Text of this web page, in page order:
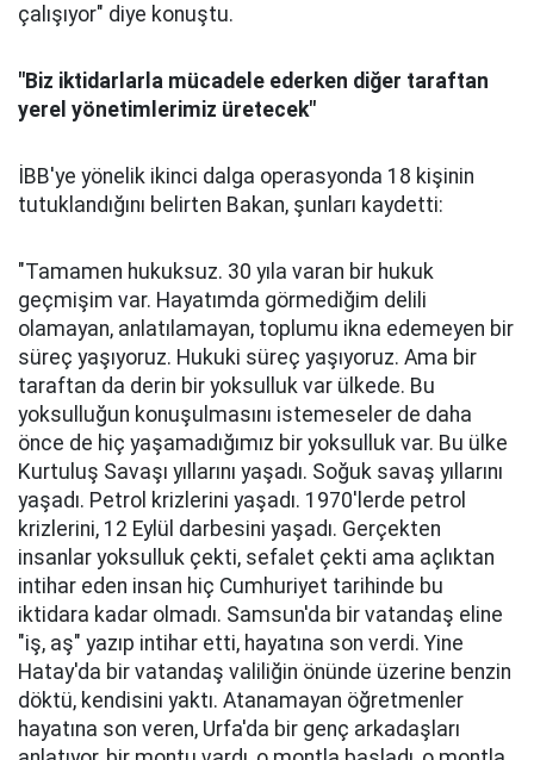
çalışıyor" diye konuştu.
"Biz iktidarlarla mücadele ederken diğer taraftan
yerel yönetimlerimiz üretecek"
İBB'ye yönelik ikinci dalga operasyonda 18 kişinin
tutuklandığını belirten Bakan, şunları kaydetti:
"Tamamen hukuksuz. 30 yıla varan bir hukuk
geçmişim var. Hayatımda görmediğim delili
olamayan, anlatılamayan, toplumu ikna edemeyen bir
süreç yaşıyoruz. Hukuki süreç yaşıyoruz. Ama bir
taraftan da derin bir yoksulluk var ülkede. Bu
yoksulluğun konuşulmasını istemeseler de daha
önce de hiç yaşamadığımız bir yoksulluk var. Bu ülke
Kurtuluş Savaşı yıllarını yaşadı. Soğuk savaş yıllarını
yaşadı. Petrol krizlerini yaşadı. 1970'lerde petrol
krizlerini, 12 Eylül darbesini yaşadı. Gerçekten
insanlar yoksulluk çekti, sefalet çekti ama açlıktan
intihar eden insan hiç Cumhuriyet tarihinde bu
iktidara kadar olmadı. Samsun'da bir vatandaş eline
"iş, aş" yazıp intihar etti, hayatına son verdi. Yine
Hatay'da bir vatandaş valiliğin önünde üzerine benzin
döktü, kendisini yaktı. Atanamayan öğretmenler
hayatına son veren, Urfa'da bir genç arkadaşları